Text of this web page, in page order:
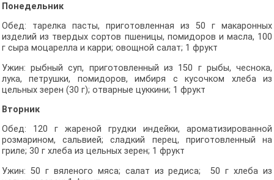
Понедельник
Обед: тарелка пасты, приготовленная из 50 г макаронных
изделий из твердых сортов пшеницы, помидоров и масла, 100
г сыра моцарелла и карри; овощной салат; 1 фрукт
Ужин: рыбный суп, приготовленный из 150 г рыбы, чеснока,
лука, петрушки, помидоров, имбиря с кусочком хлеба из
цельных зерен (30 г); отварные цуккини; 1 фрукт
Вторник
Обед: 120 г жареной грудки индейки, ароматизированной
розмарином, сальвией; сладкий перец, приготовленный на
гриле; 30 г хлеба из цельных зерен; 1 фрукт
Ужин: 50 г вяленого мяса; салат из редиса; 50 г хлеба из